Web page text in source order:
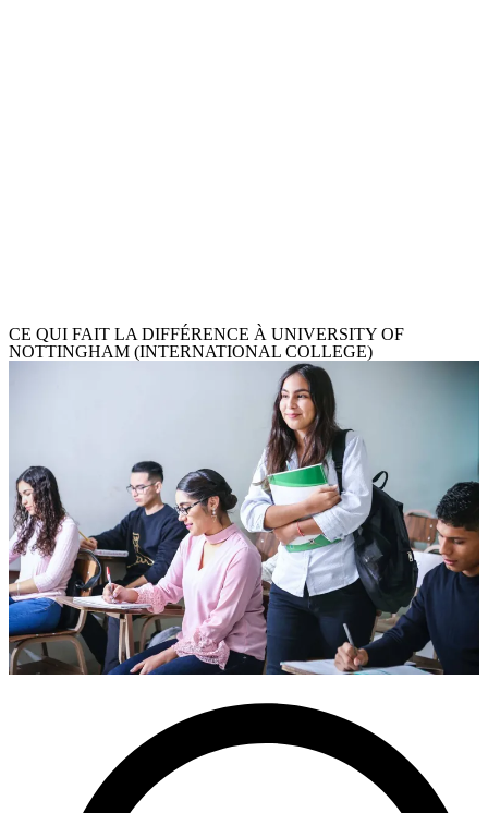
CE QUI FAIT LA DIFFÉRENCE À UNIVERSITY OF
NOTTINGHAM (INTERNATIONAL COLLEGE)